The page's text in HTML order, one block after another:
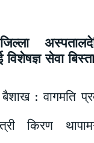
विशेषज्ञ सेवा
: वागमति
किरण